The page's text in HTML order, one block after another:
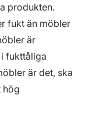
produkten.
fukt än möbler
är
fukttåliga
är det, ska
hög